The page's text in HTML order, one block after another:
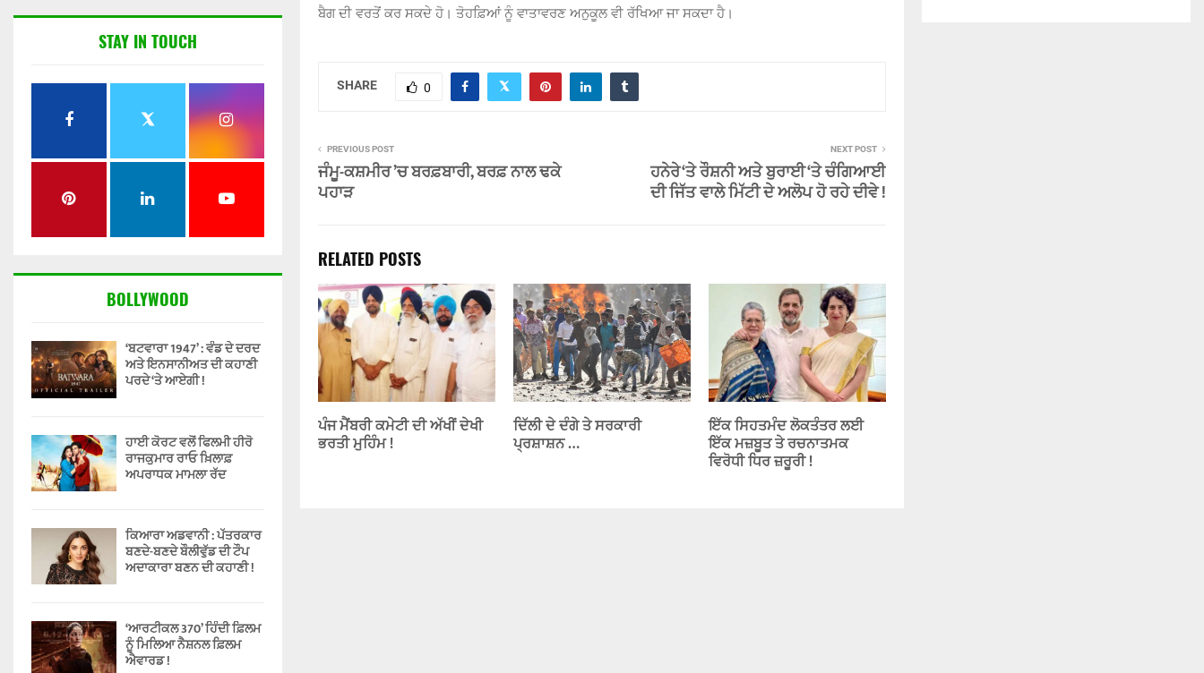
ਬੈਗ ਦੀ ਵਰਤੋਂ ਕਰ ਸਕਦੇ ਹੋ। ਤੋਹਫ਼ਿਆਂ ਨੂੰ ਵਾਤਾਵਰਣ ਅਨੁਕੂਲ ਵੀ ਰੱਖਿਆ ਜਾ ਸਕਦਾ ਹੈ।
SHARE 0
PREVIOUS POST
ਜੰਮੂ-ਕਸ਼ਮੀਰ ’ਚ ਬਰਫ਼ਬਾਰੀ, ਬਰਫ਼ ਨਾਲ ਢਕੇ
ਪਹਾੜ
NEXT POST
ਹਨੇਰੇ ‘ਤੇ ਰੌਸ਼ਨੀ ਅਤੇ ਬੁਰਾਈ ‘ਤੇ ਚੰਗਿਆਈ
ਦੀ ਜਿੱਤ ਵਾਲੇ ਮਿੱਟੀ ਦੇ ਅਲੋਪ ਹੋ ਰਹੇ ਦੀਵੇ !
RELATED POSTS
ਪੰਜ ਮੈਂਬਰੀ ਕਮੇਟੀ ਦੀ ਅੱਖੀਂ ਦੇਖੀ
ਭਰਤੀ ਮੁਹਿੰਮ !
ਦਿੱਲੀ ਦੇ ਦੰਗੇ ਤੇ ਸਰਕਾਰੀ
ਪ੍ਰਸ਼ਾਸ਼ਨ …
ਇੱਕ ਸਿਹਤਮੰਦ ਲੋਕਤੰਤਰ ਲਈ
ਇੱਕ ਮਜ਼ਬੂਤ ​​ਤੇ ਰਚਨਾਤਮਕ
ਵਿਰੋਧੀ ਧਿਰ ਜ਼ਰੂਰੀ !
STAY IN TOUCH
BOLLYWOOD
‘ਬਟਵਾਰਾ 1947’ : ਵੰਡ ਦੇ ਦਰਦ
ਅਤੇ ਇਨਸਾਨੀਅਤ ਦੀ ਕਹਾਣੀ
ਪਰਦੇ ‘ਤੇ ਆਏਗੀ !
ਹਾਈ ਕੋਰਟ ਵਲੋਂ ਫਿਲਮੀ ਹੀਰੋ
ਰਾਜਕੁਮਾਰ ਰਾਓ ਖ਼ਿਲਾਫ਼
ਅਪਰਾਧਕ ਮਾਮਲਾ ਰੱਦ
ਕਿਆਰਾ ਅਡਵਾਨੀ : ਪੱਤਰਕਾਰ
ਬਣਦੇ-ਬਣਦੇ ਬੌਲੀਵੁੱਡ ਦੀ ਟੌਪ
ਅਦਾਕਾਰਾ ਬਣਨ ਦੀ ਕਹਾਣੀ !
‘ਆਰਟੀਕਲ 370’ ਹਿੰਦੀ ਫ਼ਿਲਮ
ਨੂੰ ਮਿਲਿਆ ਨੈਸ਼ਨਲ ਫ਼ਿਲਮ
ਐਵਾਰਡ !